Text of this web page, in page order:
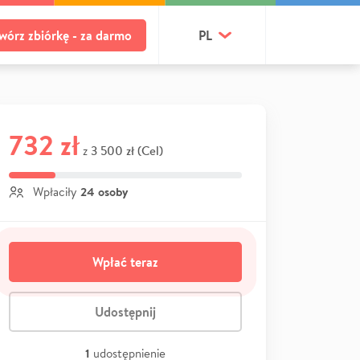
zbiórkę - za darmo PL
732 zł z 3 500 zł (Cel)
Wpłaciły 24 osoby
Wpłać teraz
Udostępnij
1 udostępnienie